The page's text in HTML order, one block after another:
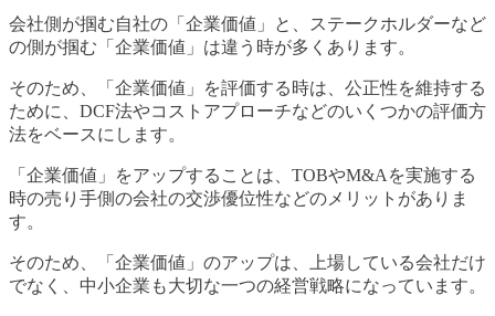
会社側が掴む自社の「企業価値」と、ステークホルダーなど
の側が掴む「企業価値」は違う時が多くあります。
そのため、「企業価値」を評価する時は、公正性を維持する
ために、DCF法やコストアプローチなどのいくつかの評価方
法をベースにします。
「企業価値」をアップすることは、TOBやM&Aを実施する
時の売り手側の会社の交渉優位性などのメリットがありま
す。
そのため、「企業価値」のアップは、上場している会社だけ
でなく、中小企業も大切な一つの経営戦略になっています。